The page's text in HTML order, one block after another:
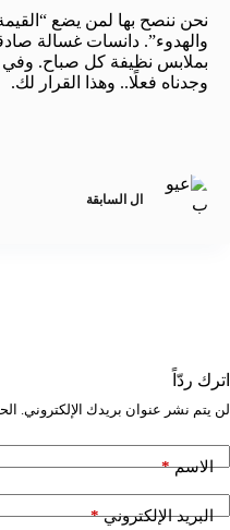
نحن ننصح بها لمن يضع
والهدوء”. دانسات غسالة
بملابس نظيفة كل صباح. وفي
وجدناه فعلًا.. وهذا القرار لك.
ال السابقة
اترك ردّاً
لن يتم نشر عنوان بريدك الإلكتروني.
الاسم*
البريد الإلكتروني*